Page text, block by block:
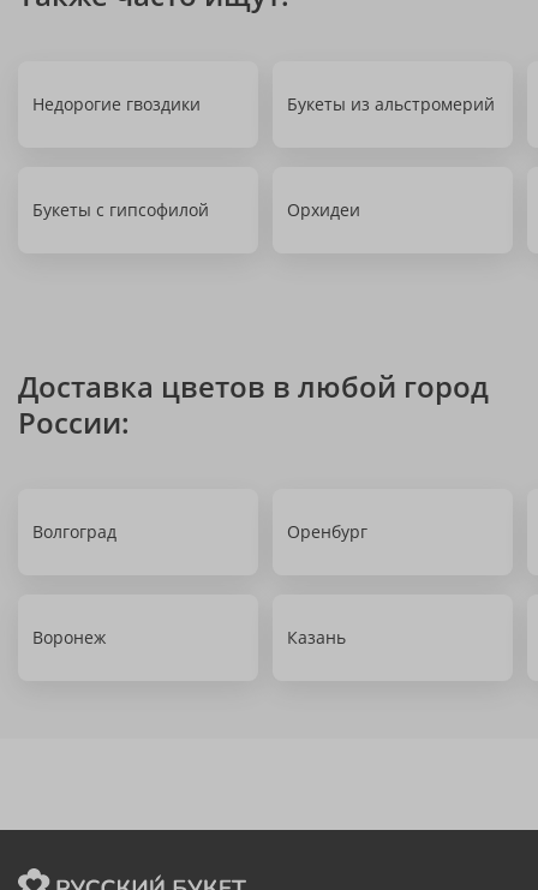
Недорогие гвоздики Букеты из альстромерий
Букеты с гипсофилой Орхидеи
Доставка цветов в любой город
России:
Волгоград Оренбург
Воронеж Казань